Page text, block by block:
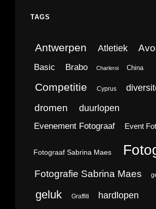
TAGS
Antwerpen Atletiek
Basic Brabo Charleroi China
Competitie Cyprus
dromen duurlopen
Evenement Fotograaf Event
Fotograaf Sabrina Maes
Fotografie Sabrina Maes
geluk Graffiti hardlopen